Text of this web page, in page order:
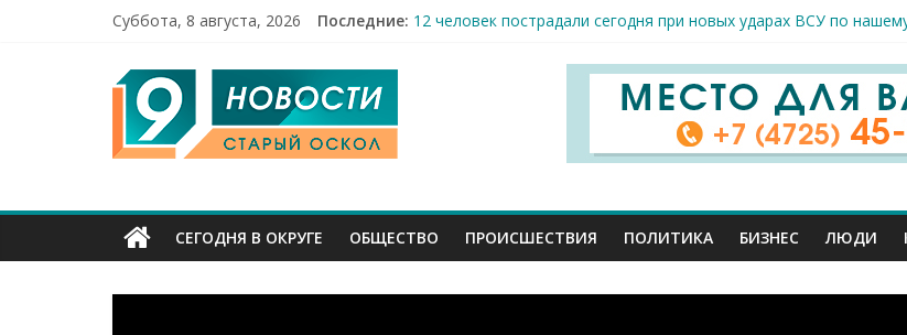
Суббота, 8 августа, 2026 Последние: 12 человек пострадали сегодня при новых ударах ВСУ по
Строители принимают поздравления с профессиональным
Праздник спорта и достижений: в Старом Осколе отметили День
Бесплатная арт-мастерская открылась в Старом Осколе
9
Канал
Старый
Оскол
СЕГОДНЯ В ОКРУГЕ ОБЩЕСТВО ПРОИСШЕСТВИЯ ПОЛИТИКА БИЗНЕС ЛЮДИ